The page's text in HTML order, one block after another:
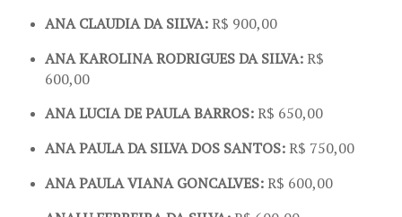
ANA CLAUDIA DA SILVA:R$ 900,00
ANA KAROLINA RODRIGUES DA SILVA:R$
600,00
ANA LUCIA DE PAULA BARROS:R$ 650,00
ANA PAULA DA SILVA DOS SANTOS:R$ 750,00
ANA PAULA VIANA GONCALVES:R$ 600,00